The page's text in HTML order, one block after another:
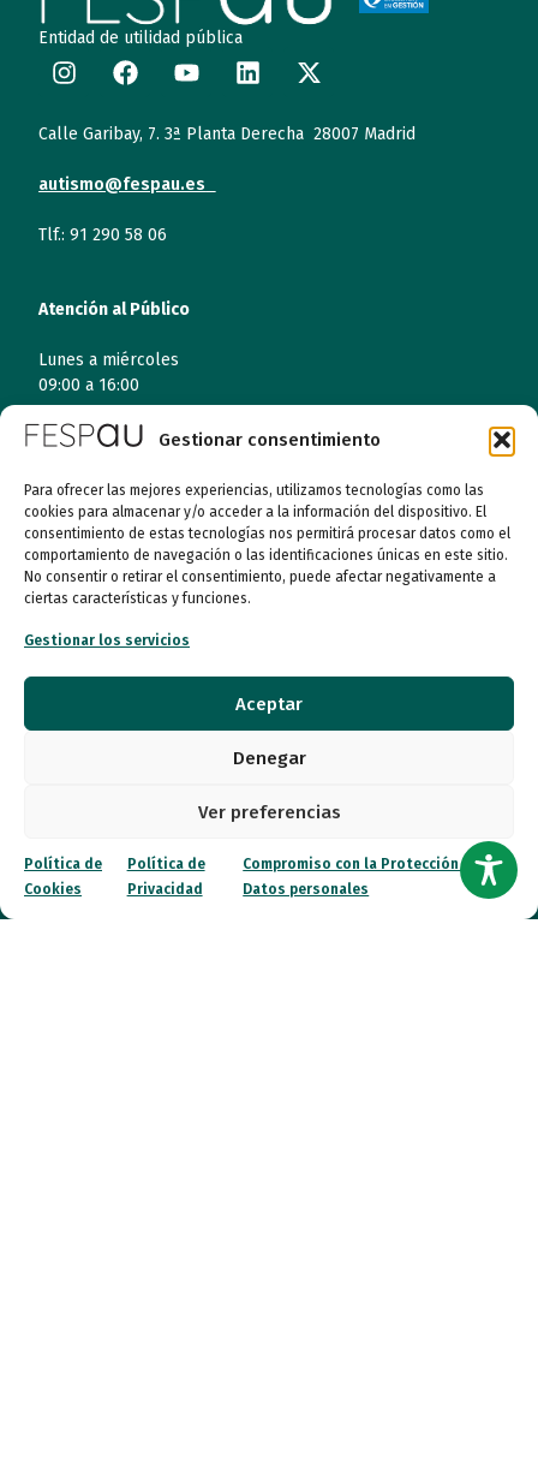
Gestionar consentimiento
Para ofrecer las mejores experiencias, utilizamos tecnologías como las
cookies para almacenar y/o acceder a la información del dispositivo. El
consentimiento de estas tecnologías nos permitirá procesar datos como el
comportamiento de navegación o las identificaciones únicas en este sitio.
No consentir o retirar el consentimiento, puede afectar negativamente a
ciertas características y funciones.
Gestionar los servicios
Aceptar
Denegar
Ver preferencias
Política de
Cookies
Política de
Privacidad
Compromiso con la Protección de
Datos personales
Entidad de utilidad pública
Calle Garibay, 7. 3ª Planta Derecha 28007 Madrid
autismo@fespau.es
Tlf.: 91 290 58 06
Atención al Público
Lunes a miércoles
09:00 a 16:00
Jueves (online)
Viernes (online)
09:00 a 14:00
Entidades
Autismo
Qué hacemos